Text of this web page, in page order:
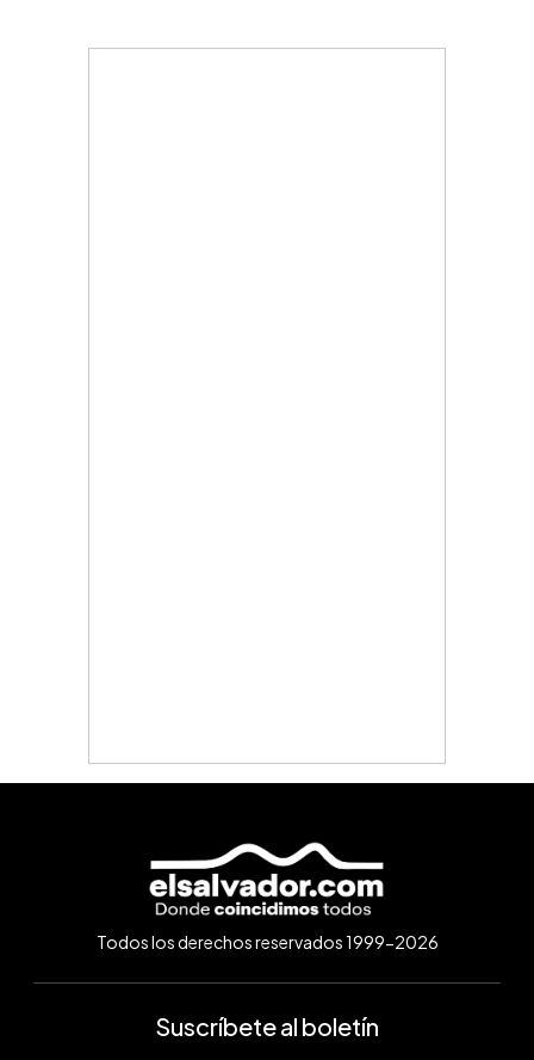
Todos los derechos reservados 1999-2026
Suscríbete al boletín